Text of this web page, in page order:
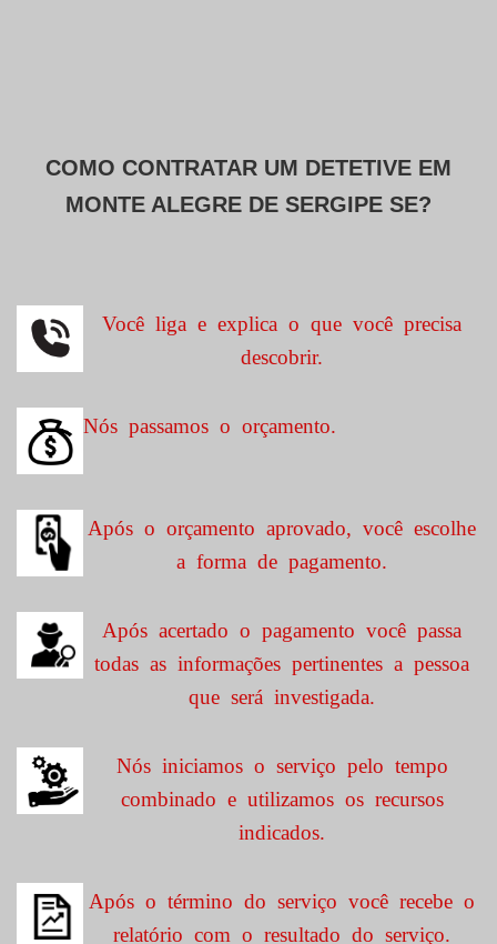
COMO CONTRATAR UM DETETIVE EM
MONTE ALEGRE DE SERGIPE SE?
Você liga e explica o que você precisa
descobrir.
Nós passamos o orçamento.
Após o orçamento aprovado, você escolhe
a forma de pagamento.
Após acertado o pagamento você passa
todas as informações pertinentes a pessoa
que será investigada.
Nós iniciamos o serviço pelo tempo
combinado e utilizamos os recursos
indicados.
Após o término do serviço você recebe o
relatório com o resultado do serviço.